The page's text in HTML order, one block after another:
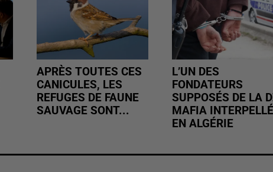
APRÈS TOUTES CES
CANICULES, LES
REFUGES DE FAUNE
SAUVAGE SONT...
L’UN DES
FONDATEURS
SUPPOSÉS DE LA
MAFIA INTERPELLÉ
EN ALGÉRIE